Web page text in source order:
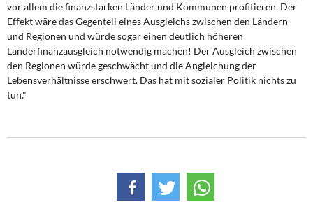
vor allem die finanzstarken Länder und Kommunen profitieren. Der
Effekt wäre das Gegenteil eines Ausgleichs zwischen den Ländern
und Regionen und würde sogar einen deutlich höheren
Länderfinanzausgleich notwendig machen! Der Ausgleich zwischen
den Regionen würde geschwächt und die Angleichung der
Lebensverhältnisse erschwert. Das hat mit sozialer Politik nichts zu
tun."